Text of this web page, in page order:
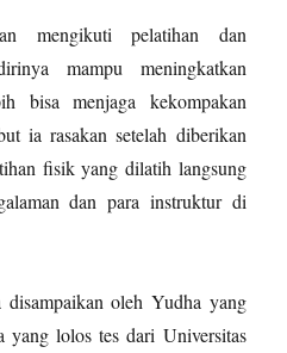
mengikuti pelatihan dan
mampu meningkatkan
bisa menjaga kekompakan
ia rasakan setelah diberikan
fisik yang dilatih langsung
dan para instruktur di
disampaikan oleh Yudha yang
yang lolos tes dari Universitas